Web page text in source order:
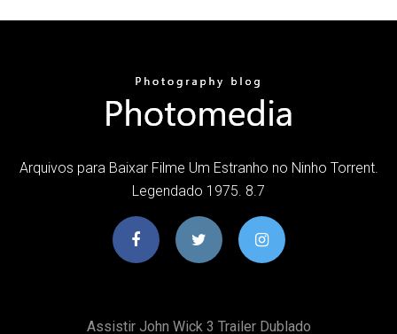
Arquivos para Baixar Filme Um Estranho no Ninho Torrent.
Legendado 1975. 8.7
Assistir John Wick 3 Trailer Dublado